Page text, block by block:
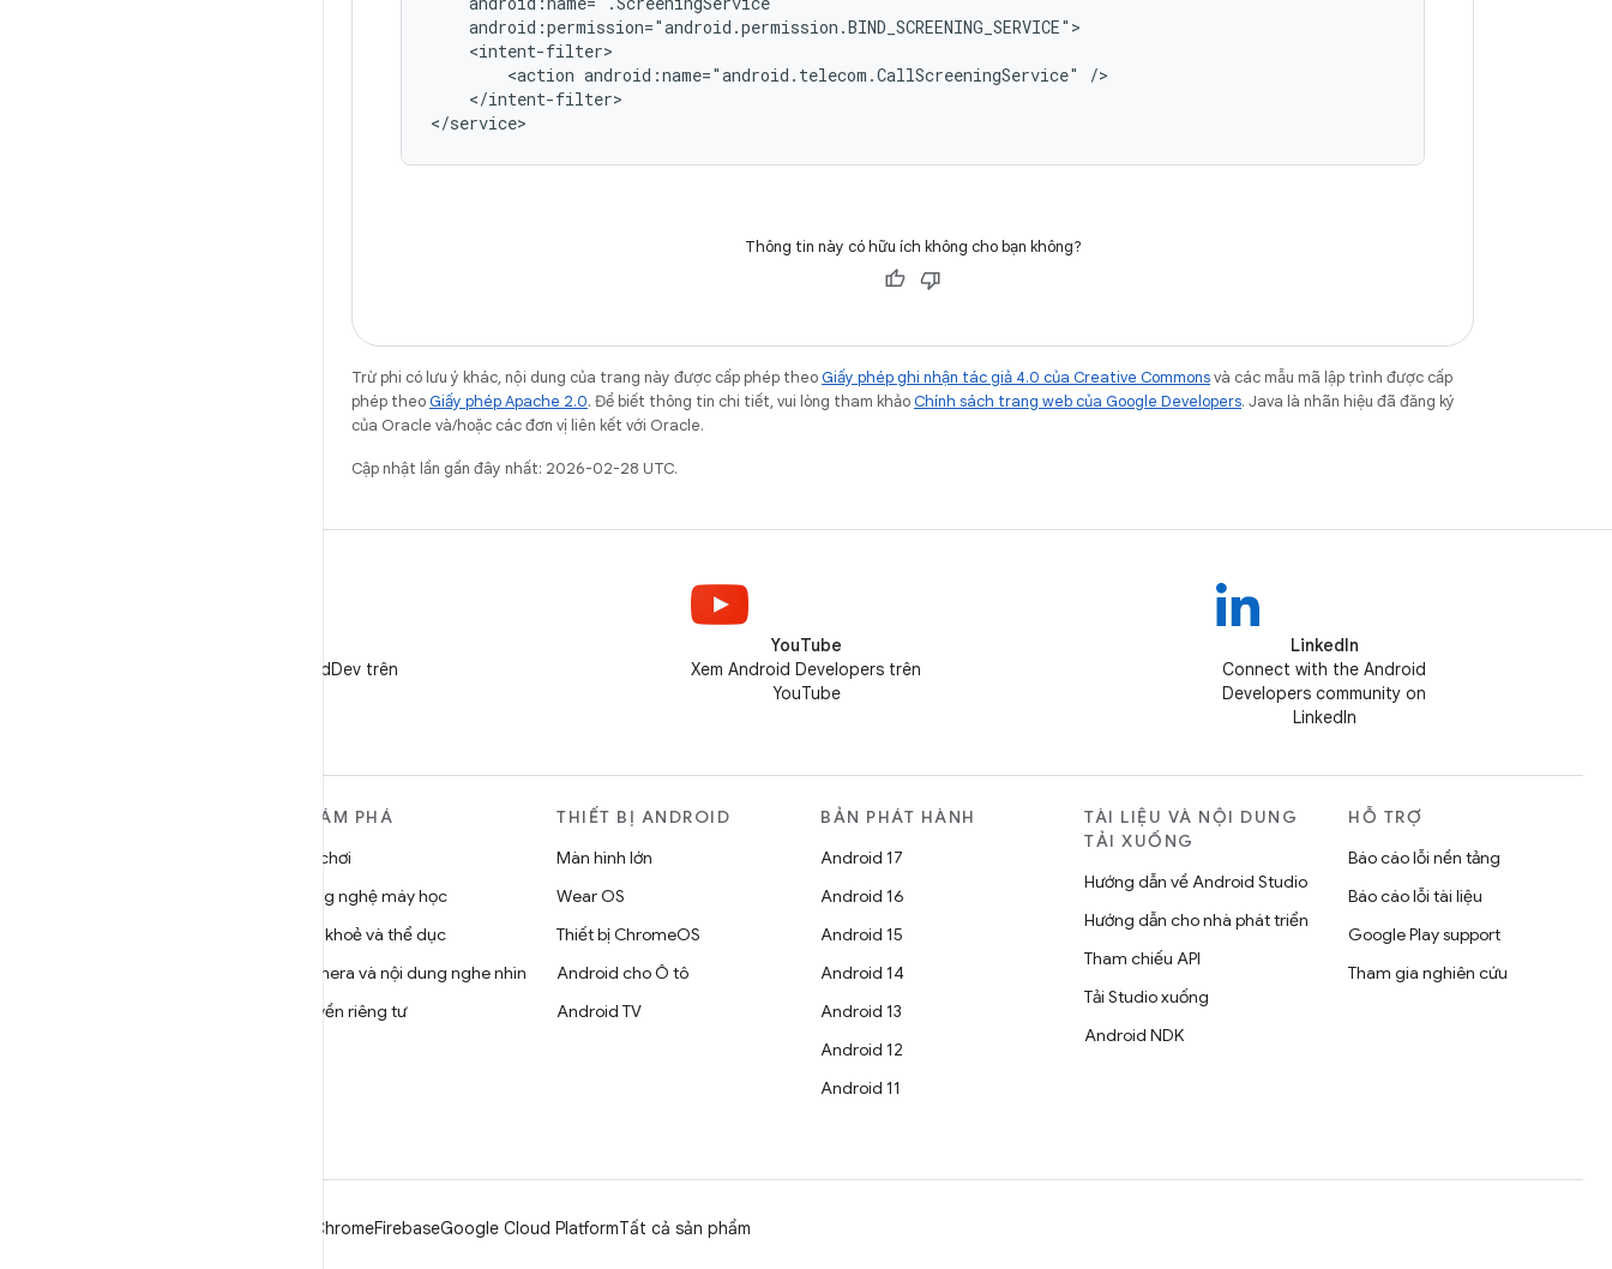
<action android:name="android.telecom.CallScreeningService"
</intent-filter>
Thông tin này có hữu ích không cho bạn không?
Trừ phi có lưu ý khác, nội dung của trang này được cấp phép theoGiấy phép ghi nhận tác giả 4.0 của Creative Commonsvà các mẫu mã lập trình được cấp
phép theoGiấy phép Apache 2.0. Để biết thông tin chi tiết, vui lòng tham khảoChính sách trang web của Google Developers. Java là nhãn hiệu đã đăng ký
của Oracle và/hoặc các đơn vị liên kết với Oracle.
Cập nhật lần gần đây nhất: 2026-02-28 UTC.
Theo dõi @AndroidDev trên
YouTube
Xem Android Developers trên
YouTube
LinkedIn
Connect with the Android
Developers community on
LinkedIn
KHÁM PHÁ
Trò chơi
Công nghệ máy học
Sức khoẻ và thể dục
Camera và nội dung nghe nhìn
Quyền riêng tư
THIẾT BỊ ANDROID
Màn hình lớn
Wear OS
Thiết bị ChromeOS
Android cho Ô tô
Android TV
BẢN PHÁT HÀNH
Android 17
Android 16
Android 15
Android 14
Android 13
Android 12
Android 11
TÀI LIỆU VÀ NỘI DUNG
TẢI XUỐNG
Hướng dẫn về Android Studio
Hướng dẫn cho nhà phát triển
Tham chiếu API
Tải Studio xuống
Android NDK
HỖ TRỢ
Báo cáo lỗi nền tảng
Báo cáo lỗi tài liệu
Google Play support
Tham gia nghiên cứu
ChromeFirebaseGoogle Cloud PlatformTất cả sản phẩm